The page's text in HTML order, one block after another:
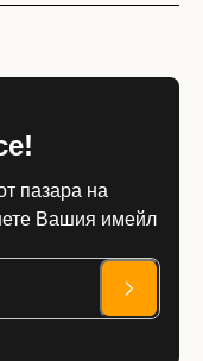
пазара на
Вашия имейл